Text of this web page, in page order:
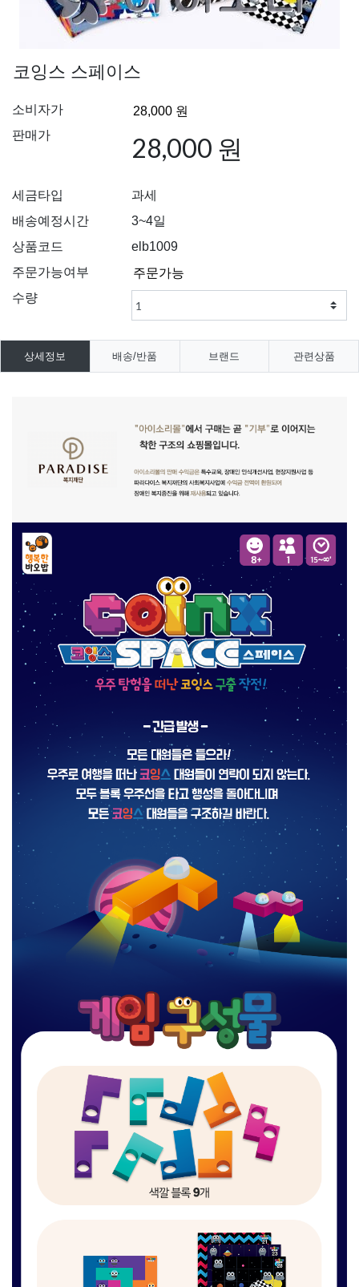
코잉스 스페이스
소비자가
판매가
28,000 원
세금타입
과세
배송예정시간
3~4일
상품코드
elb1009
주문가능여부
수량
상세정보 배송/반품 브랜드 관련상품